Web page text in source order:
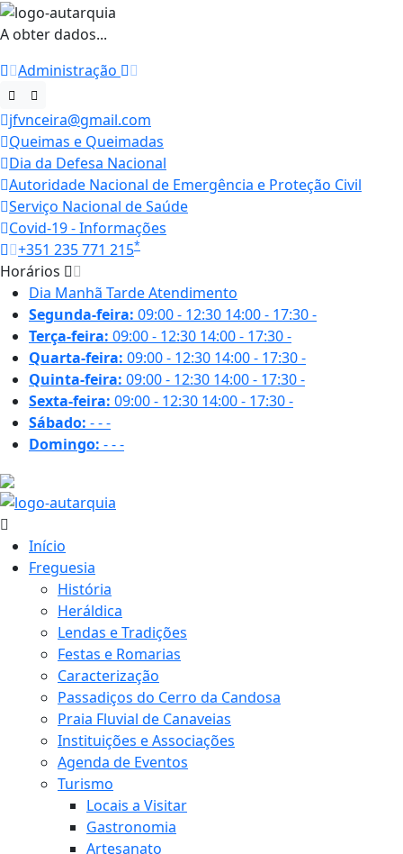
A obter dados...
Administração
jfvnceira@gmail.com
Queimas e Queimadas
Dia da Defesa Nacional
Autoridade Nacional de Emergência e Proteção Civil
Serviço Nacional de Saúde
Covid-19 - Informações
+351 235 771 215*
Horários
Dia Manhã TardeAtendimento
Segunda-feira: 09:00 - 12:30 14:00 - 17:30-
Terça-feira: 09:00 - 12:30 14:00 - 17:30-
Quarta-feira: 09:00 - 12:30 14:00 - 17:30-
Quinta-feira: 09:00 - 12:30 14:00 - 17:30-
Sexta-feira: 09:00 - 12:30 14:00 - 17:30-
Sábado: ---
Domingo: ---
Início
Freguesia
História
Heráldica
Lendas e Tradições
Festas e Romarias
Caracterização
Passadiços do Cerro da Candosa
Praia Fluvial de Canaveias
Instituições e Associações
Agenda de Eventos
Turismo
Locais a Visitar
Gastronomia
Artesanato